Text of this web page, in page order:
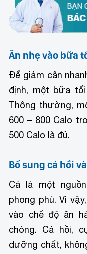
Ăn nhẹ vào bữa
Để giảm cân
định, một bữa
Thông thường,
600 – 800 Calo
500 Calo là đủ.
Bổ sung cá hồi
Cá là một
phong phú. Vì
vào chế độ ăn
chóng. Cá hồi,
dưỡng chất,